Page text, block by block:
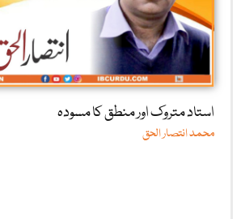
استاد متروک اور منطق کا مسودہ
محمد انتصار الحق